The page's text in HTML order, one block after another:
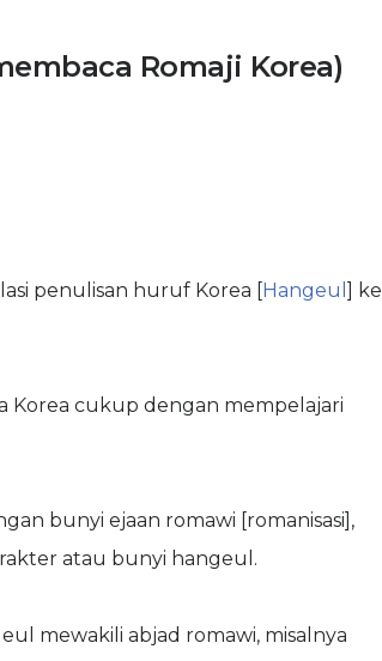
Romaji Korea)
penulisan huruf Korea [Hangeul ] ke
Korea cukup dengan mempelajari
bunyi ejaan romawi [romanisasi],
atau bunyi hangeul.
mewakili abjad romawi, misalnya